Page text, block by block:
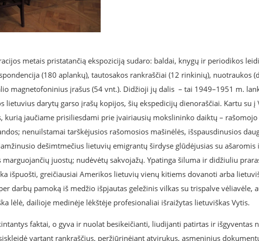
metais pristatančią ekspoziciją sudaro: baldai, knygų ir periodikos
(180 aplankų), tautosakos rankraščiai (12 rinkinių), nuotraukos
magnetofoninius įrašus (54 vnt.). Didžioji jų dalis – tai 1949–1951 m.
lietuvius darytų garso įrašų kopijos, šių ekspedicijų dienoraščiai. Kartu su į
kurią jaučiame prisiliesdami prie įvairiausių mokslininko daiktų – rašomojo
nenuilstamai tarškėjusios rašomosios mašinėlės, išspausdinusios
dešimtmečius lietuvių emigrantų širdyse glūdėjusias su ašaromis
juostų; nudėvėtų sakvojažų. Ypatinga šiluma ir didžiuliu
išpuošti, greičiausiai Amerikos lietuvių vienų kitiems dovanoti arba
darbų pamoką iš medžio išpjautas geležinis vilkas su trispalve vėliavėle,
lėlė, dailioje medinėje lėkštėje profesionaliai išraižytas lietuviškas Vytis.
faktai, o gyva ir nuolat besikeičianti, liudijanti patirtas ir išgyventas
vartant rankraščius, peržiūrinėjant atvirukus, asmeninius